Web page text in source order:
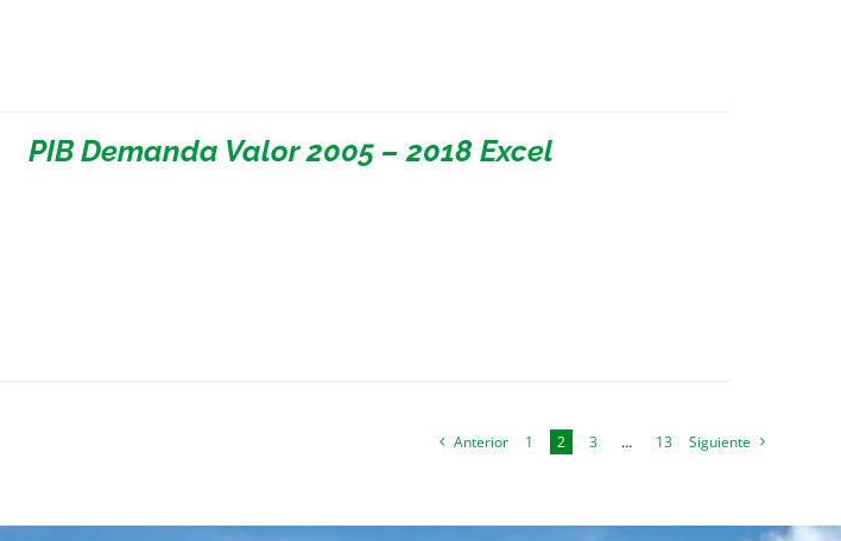
PIB Demanda Valor 2005 – 2018 Excel
Anterior 1 2 3 … 13 Siguiente